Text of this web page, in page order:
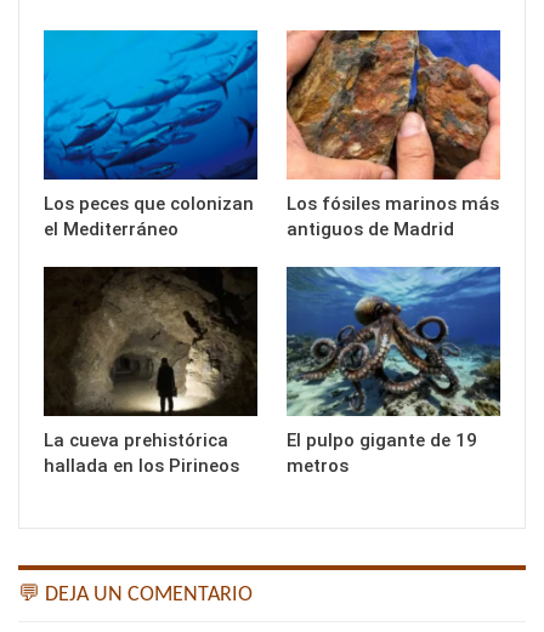
Los peces que colonizan
el Mediterráneo
Los fósiles marinos más
antiguos de Madrid
La cueva prehistórica
hallada en los Pirineos
El pulpo gigante de 19
metros
💬 DEJA UN COMENTARIO